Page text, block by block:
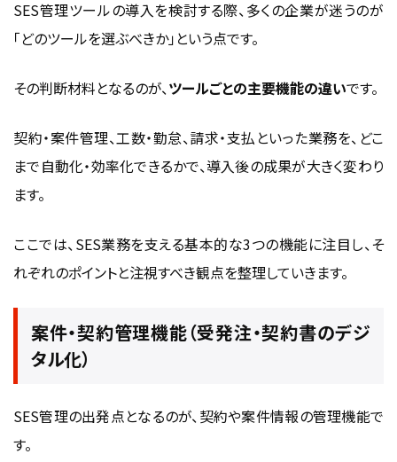
SES管理ツールの導入を検討する際、多くの企業が迷うのが
「どのツールを選ぶべきか」という点です。
その判断材料となるのが、ツールごとの主要機能の違いです。
契約・案件管理、工数・勤怠、請求・支払といった業務を、どこ
まで自動化・効率化できるかで、導入後の成果が大きく変わり
ます。
ここでは、SES業務を支える基本的な3つの機能に注目し、そ
れぞれのポイントと注視すべき観点を整理していきます。
案件・契約管理機能（受発注・契約書のデジ
タル化）
SES管理の出発点となるのが、契約や案件情報の管理機能で
す。